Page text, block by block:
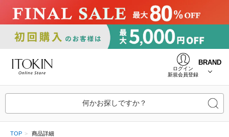
ログイン
新規会員登録
BRAND
何かお探しですか？
TOP 商品詳細